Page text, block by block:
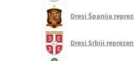
Dresi Španija
Dresi Srbiji